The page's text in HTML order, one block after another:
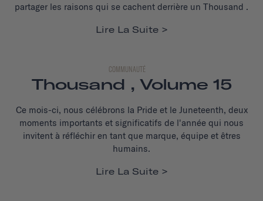
partager les raisons qui se cachent derrière un Thousand .
Lire La Suite
COMMUNAUTÉ
Thousand , Volume 15
Ce mois-ci, nous célébrons la Pride et le Juneteenth, deux
moments importants et significatifs de l'année qui nous
invitent à réfléchir en tant que marque, équipe et êtres
humains.
Lire La Suite